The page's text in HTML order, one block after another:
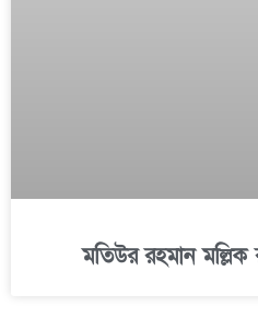
মতিউর রহমান